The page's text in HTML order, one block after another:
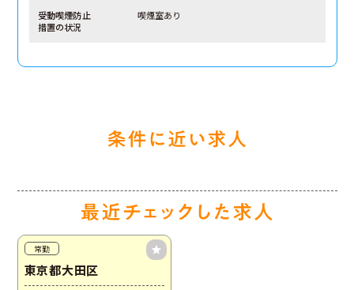
受動喫煙防止
措置の状況
喫煙室あり
常勤
東京都大田区